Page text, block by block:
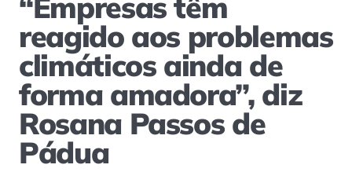
reagido aos problemas
climáticos ainda de
forma amadora”, diz
Rosana Passos de
Pádua